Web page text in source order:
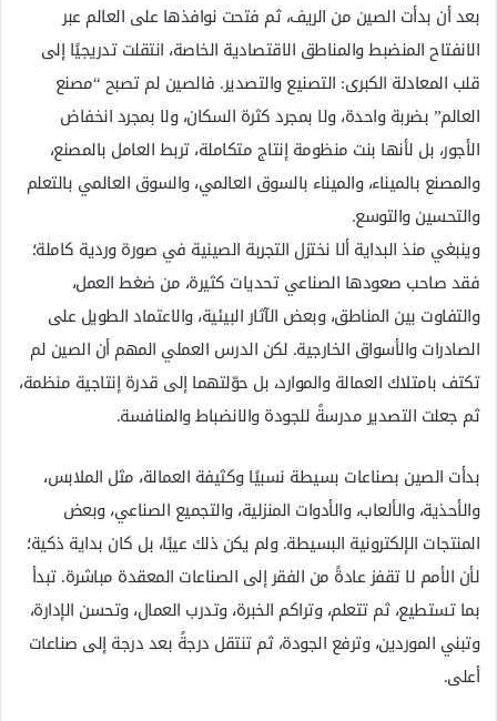
ن
ي
ا
بعد أن بدأت الصين من الريف، ثم فتحت نوافذها على العالم عبر
الانفتاح المنضبط والمناطق الاقتصادية الخاصة، انتقلت تدريجيًا إلى
قلب المعادلة الكبرى: التصنيع والتصدير. فالصين لم تصبح “مصنع
العالم” بضربة واحدة، ولا بمجرد كثرة السكان، ولا بمجرد انخفاض
الأجور، بل لأنها بنت منظومة إنتاج متكاملة، تربط العامل بالمصنع،
والمصنع بالميناء، والميناء بالسوق العالمي، والسوق العالمي بالتعلم
والتحسين والتوسع.
وينبغي منذ البداية ألا نختزل التجربة الصينية في صورة وردية كاملة؛
فقد صاحب صعودها الصناعي تحديات كثيرة، من ضغط العمل،
والتفاوت بين المناطق، وبعض الآثار البيئية، والاعتماد الطويل على
الصادرات والأسواق الخارجية. لكن الدرس العملي المهم أن الصين لم
تكتف بامتلاك العمالة والموارد، بل حوّلتهما إلى قدرة إنتاجية منظمة،
ثم جعلت التصدير مدرسةً للجودة والانضباط والمنافسة.
بدأت الصين بصناعات بسيطة نسبيًا وكثيفة العمالة، مثل الملابس،
والأحذية، والألعاب، والأدوات المنزلية، والتجميع الصناعي، وبعض
المنتجات الإلكترونية البسيطة. ولم يكن ذلك عيبًا، بل كان بداية ذكية؛
لأن الأمم لا تقفز عادةً من الفقر إلى الصناعات المعقدة مباشرة. تبدأ
بما تستطيع، ثم تتعلم، وتراكم الخبرة، وتدرب العمال، وتحسن الإدارة،
وتبني الموردين، وترفع الجودة، ثم تنتقل درجةً بعد درجة إلى صناعات
أعلى.